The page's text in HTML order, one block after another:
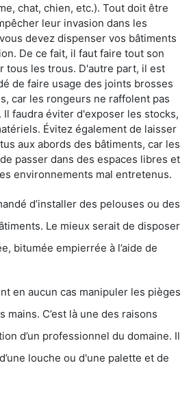
chat, chien, etc.). Tout doit être
leur invasion dans les
devez dispenser vos bâtiments
De ce fait, il faut faire tout son
tous les trous. D'autre part, il est
de faire usage des joints brosses
car les rongeurs ne raffolent pas
faudra éviter d'exposer les stocks,
Évitez également de laisser
aux abords des bâtiments, car les
passer dans des espaces libres et
environnements mal entretenus.
d’installer des pelouses ou des
Le mieux serait de disposer
bitumée empierrée à l’aide de
en aucun cas manipuler les pièges
mains. C’est là une des raisons
d’un professionnel du domaine. Il
louche ou d'une palette et de